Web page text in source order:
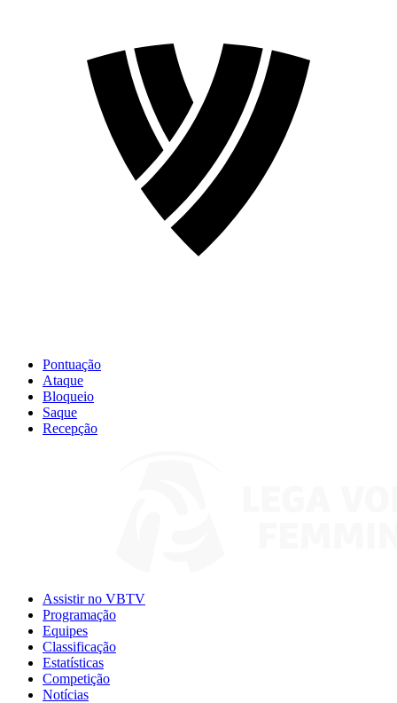
Pontuação
Ataque
Bloqueio
Saque
Recepção
Assistir no VBTV
Programação
Equipes
Classificação
Estatísticas
Competição
Notícias